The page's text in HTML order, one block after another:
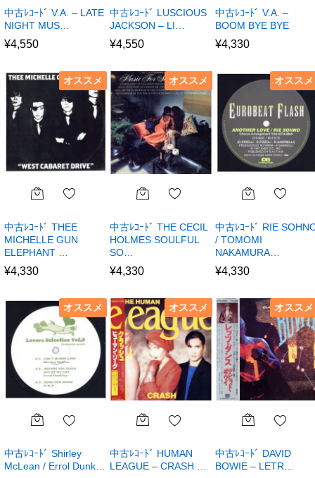
中古ﾚｺｰﾄﾞ V.A. – LATE
NIGHT MUS…
¥4,550
中古ﾚｺｰﾄﾞ LUSCIOUS
JACKSON – LI…
¥4,550
中古ﾚｺｰﾄﾞ V.A. –
BOOM BYE BYE
¥4,330
オススメ
中古ﾚｺｰﾄﾞ THEE
MICHELLE GUN
ELEPHANT …
¥4,330
オススメ
中古ﾚｺｰﾄﾞ THE CECIL
HOLMES SOULFUL
SO…
¥4,330
オススメ
中古ﾚｺｰﾄﾞ RIE
/ TOMOMI
NAKAMURA…
¥4,330
オススメ
中古ﾚｺｰﾄﾞ Shirley
McLean / Errol Dunk…
オススメ
中古ﾚｺｰﾄﾞ HUMAN
LEAGUE – CRASH …
オススメ
中古ﾚｺｰﾄﾞ DAVID
BOWIE – LETR…